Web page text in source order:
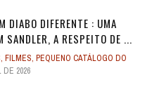
DIABO DIFERENTE : UMA
SANDLER, A RESPEITO DE ...
, FILMES, PEQUENO CATÁLOGO DO
DE 2026